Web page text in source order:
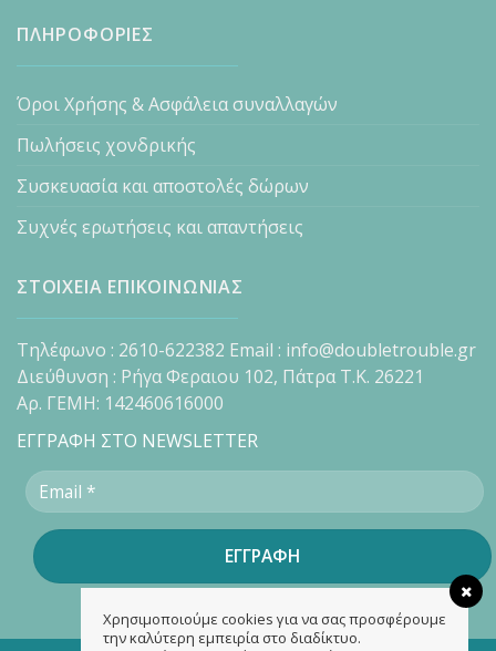
ΠΛΗΡΟΦΟΡΙΕΣ
Όροι Χρήσης & Ασφάλεια συναλλαγών
Πωλήσεις χονδρικής
Συσκευασία και αποστολές δώρων
Συχνές ερωτήσεις και απαντήσεις
ΣΤΟΙΧΕΙΑ ΕΠΙΚΟΙΝΩΝΙΑΣ
Τηλέφωνο : 2610-622382 Email : info@doubletrouble.gr
Διεύθυνση : Ρήγα Φεραιου 102, Πάτρα Τ.Κ. 26221
Αρ. ΓΕΜΗ: 142460616000
ΕΓΓΡΑΦΗ ΣΤΟ NEWSLETTER
Χρησιμοποιούμε cookies για να σας προσφέρουμε
την καλύτερη εμπειρία στο διαδίκτυο.